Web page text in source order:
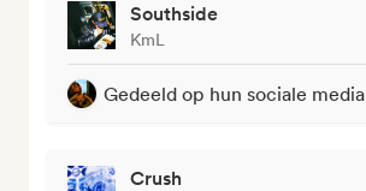
Southside
KmL
Gedeeld op hun sociale media
Crush